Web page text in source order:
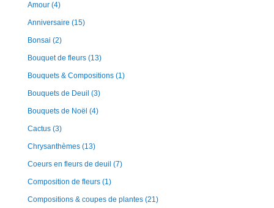
Amour (4)
Anniversaire (15)
Bonsai (2)
Bouquet de fleurs (13)
Bouquets & Compositions (1)
Bouquets de Deuil (3)
Bouquets de Noël (4)
Cactus (3)
Chrysanthèmes (13)
Coeurs en fleurs de deuil (7)
Composition de fleurs (1)
Compositions & coupes de plantes (21)